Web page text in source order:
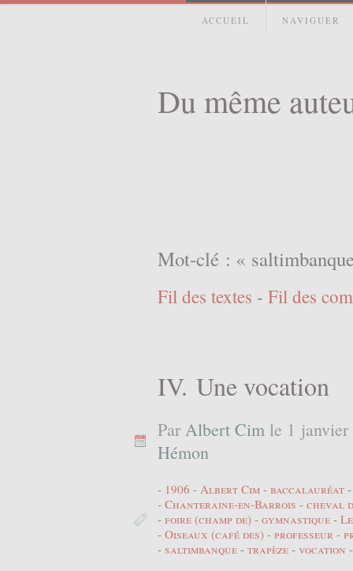
ACCUEIL NAVIGUER
Du même
Mot-clé : «
Fil des textes - Fil des
IV. Une vocation
Par Albert Cim le 1
Hémon
1906 Albert Cim
baccalauréat
Chanteraine-en-Barrois
cheval
foire (champ de)
gymnastique
Oiseaux (café des)
professeur
saltimbanque
trapèze vocation